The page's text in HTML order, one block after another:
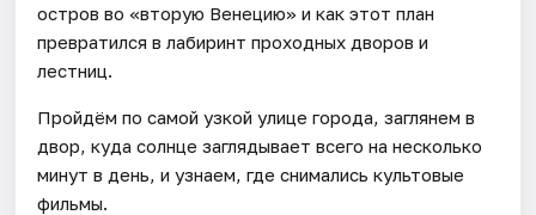
остров во «вторую Венецию» и как этот план
превратился в лабиринт проходных дворов и
лестниц.
Пройдём по самой узкой улице города, заглянем в
двор, куда солнце заглядывает всего на несколько
минут в день, и узнаем, где снимались культовые
фильмы.